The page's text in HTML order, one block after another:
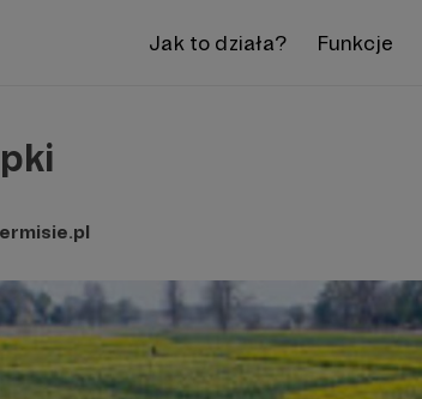
Jak to działa? Funkcje